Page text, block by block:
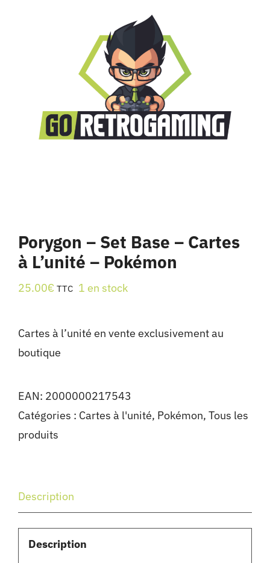
Porygon – Set Base – Cartes
à L’unité – Pokémon
25.00€ TTC 1 en stock
Cartes à l’unité en vente exclusivement au
boutique
EAN: 2000000217543
Catégories : Cartes à l'unité, Pokémon, Tous les
produits
Description
Description